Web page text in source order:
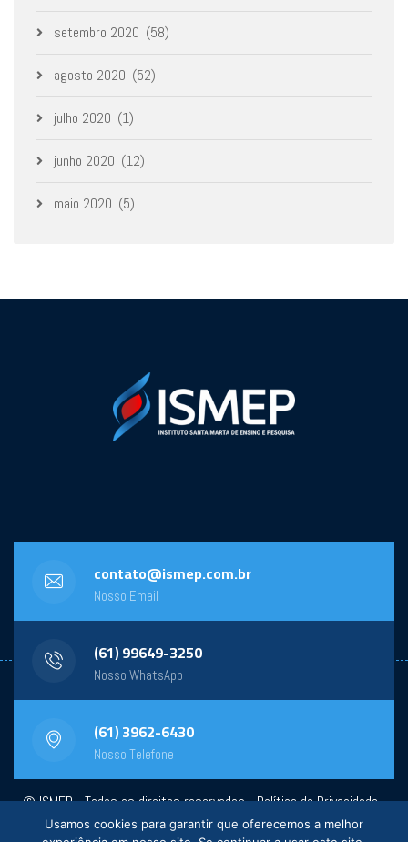
setembro 2020 (58)
agosto 2020 (52)
julho 2020 (1)
junho 2020 (12)
maio 2020 (5)
contato@ismep.com.br
Nosso Email
(61) 99649-3250
Nosso WhatsApp
(61) 3962-6430
Nosso Telefone
© ISMEP - Todos os direitos reservados -Política de Privacidade-
Powered by:General Design
Usamos cookies para garantir que oferecemos a melhor